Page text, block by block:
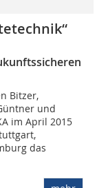
Bitzer,
und
im April 2015
das